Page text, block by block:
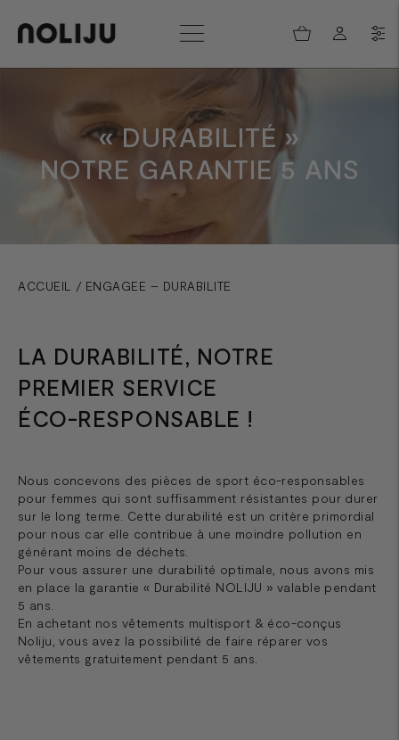
« DURABILITÉ »
NOTRE GARANTIE 5 ANS
ACCUEIL / ENGAGEE – DURABILITE
LA DURABILITÉ, NOTRE
PREMIER SERVICE
ÉCO-RESPONSABLE !
Nous concevons des pièces de sport éco-responsables
pour femmes qui sont suffisamment résistantes pour durer
sur le long terme. Cette durabilité est un critère primordial
pour nous car elle contribue à une moindre pollution en
générant moins de déchets.
Pour vous assurer une durabilité optimale, nous avons mis
en place la garantie « Durabilité NOLIJU » valable pendant
5 ans.
En achetant nos vêtements multisport & éco-conçus
Noliju, vous avez la possibilité de faire réparer vos
vêtements gratuitement pendant 5 ans.